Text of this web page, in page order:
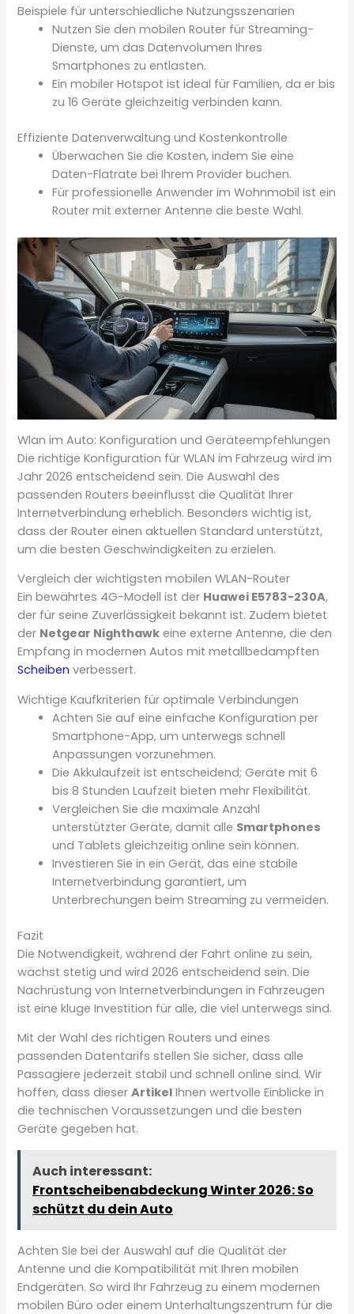
Beispiele für unterschiedliche Nutzungsszenarien
Nutzen Sie den mobilen Router für Streaming-
Dienste, um das Datenvolumen Ihres
Smartphones zu entlasten.
Ein mobiler Hotspot ist ideal für Familien, da er bis
zu 16 Geräte gleichzeitig verbinden kann.
Effiziente Datenverwaltung und Kostenkontrolle
Überwachen Sie die Kosten, indem Sie eine
Daten-Flatrate bei Ihrem Provider buchen.
Für professionelle Anwender im Wohnmobil ist ein
Router mit externer Antenne die beste Wahl.
Wlan im Auto: Konfiguration und Geräteempfehlungen
Die richtige Konfiguration für WLAN im Fahrzeug wird im
Jahr 2026 entscheidend sein. Die Auswahl des
passenden Routers beeinflusst die Qualität Ihrer
Internetverbindung erheblich. Besonders wichtig ist,
dass der Router einen aktuellen Standard unterstützt,
um die besten Geschwindigkeiten zu erzielen.
Vergleich der wichtigsten mobilen WLAN-Router
Ein bewährtes 4G-Modell ist der Huawei E5783-230A,
der für seine Zuverlässigkeit bekannt ist. Zudem bietet
der Netgear Nighthawk eine externe Antenne, die den
Empfang in modernen Autos mit metallbedampften
Scheiben verbessert.
Wichtige Kaufkriterien für optimale Verbindungen
Achten Sie auf eine einfache Konfiguration per
Smartphone-App, um unterwegs schnell
Anpassungen vorzunehmen.
Die Akkulaufzeit ist entscheidend; Geräte mit 6
bis 8 Stunden Laufzeit bieten mehr Flexibilität.
Vergleichen Sie die maximale Anzahl
unterstützter Geräte, damit alle Smartphones
und Tablets gleichzeitig online sein können.
Investieren Sie in ein Gerät, das eine stabile
Internetverbindung garantiert, um
Unterbrechungen beim Streaming zu vermeiden.
Fazit
Die Notwendigkeit, während der Fahrt online zu sein,
wächst stetig und wird 2026 entscheidend sein. Die
Nachrüstung von Internetverbindungen in Fahrzeugen
ist eine kluge Investition für alle, die viel unterwegs sind.
Mit der Wahl des richtigen Routers und eines
passenden Datentarifs stellen Sie sicher, dass alle
Passagiere jederzeit stabil und schnell online sind. Wir
hoffen, dass dieserArtikel Ihnen wertvolle Einblicke in
die technischen Voraussetzungen und die besten
Geräte gegeben hat.
Auch interessant:
Frontscheibenabdeckung Winter 2026: So
schützt du dein Auto
Achten Sie bei der Auswahl auf die Qualität der
Antenne und die Kompatibilität mit Ihren mobilen
Endgeräten. So wird Ihr Fahrzeug zu einem modernen
mobilen Büro oder einem Unterhaltungszentrum für die